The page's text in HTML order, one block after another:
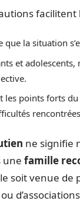
facilitent
que la situation
et adolescents,
les points forts
ne signifie
une famille
soit venue de